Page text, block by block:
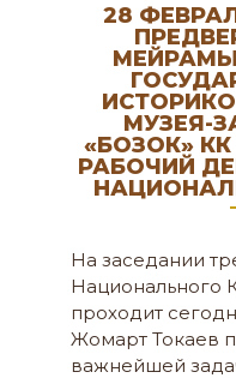
28
МУЗЕЯ-
«БОЗОК»
РАБОЧИЙ
На заседании
Национального
проходит
Жомарт Токаев
важнейшей